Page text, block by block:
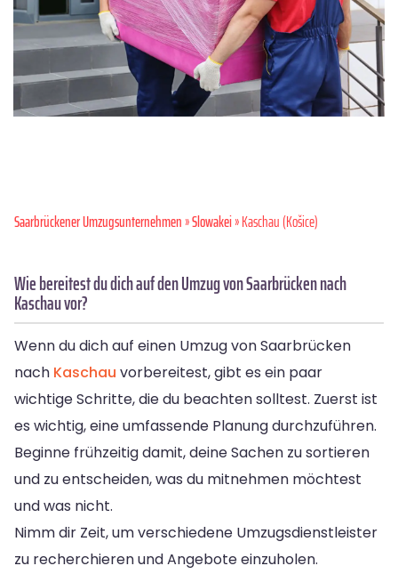
Saarbrückener Umzugsunternehmen»Slowakei» Kaschau (Košice)
Wie bereitest du dich auf den Umzug von Saarbrücken nach
Kaschau vor?
Wenn du dich auf einen Umzug von Saarbrücken
nach Kaschau vorbereitest, gibt es ein paar
wichtige Schritte, die du beachten solltest. Zuerst ist
es wichtig, eine umfassende Planung durchzuführen.
Beginne frühzeitig damit, deine Sachen zu sortieren
und zu entscheiden, was du mitnehmen möchtest
und was nicht.
Nimm dir Zeit, um verschiedene Umzugsdienstleister
zu recherchieren und Angebote einzuholen.